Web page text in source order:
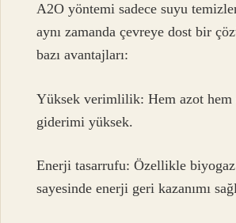
A2O yöntemi sadece suyu
aynı zamanda çevreye dost bir
bazı avantajları:
Yüksek verimlilik: Hem azot hem
giderimi yüksek.
Enerji tasarrufu: Özellikle
sayesinde enerji geri kazanımı